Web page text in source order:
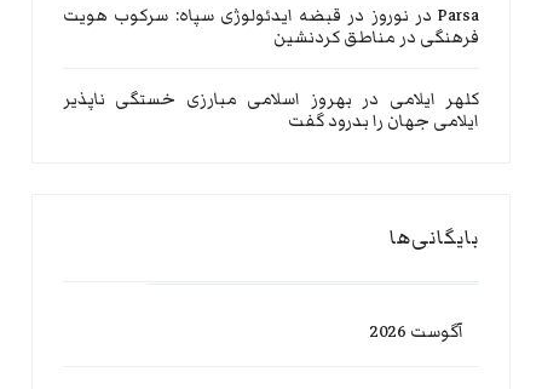
Parsa در نوروز در قبضه ایدئولوژی سپاه: سرکوب هویت
فرهنگی در مناطق کردنشین
کلهر ایلامی در بهروز اسلامی مبارزی خستگی ناپذیر
ایلامی جهان را بدرود گفت
بایگانی‌ها
آگوست 2026